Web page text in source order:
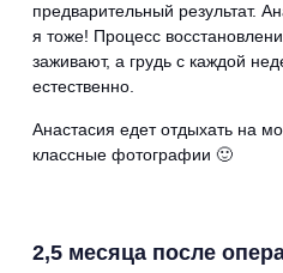
предварительный результат.
я тоже! Процесс
заживают, а грудь с каждой
естественно.
Анастасия едет отдыхать на
классные фотографии 🙂
2,5 месяца после